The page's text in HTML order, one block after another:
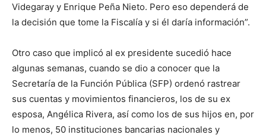
Videgaray y Enrique Peña Nieto. Pero eso dependerá de
la decisión que tome la Fiscalía y si él daría información”.
Otro caso que implicó al ex presidente sucedió hace
algunas semanas, cuando se dio a conocer que la
Secretaría de la Función Pública (SFP) ordenó rastrear
sus cuentas y movimientos financieros, los de su ex
esposa, Angélica Rivera, así como los de sus hijos en, por
lo menos, 50 instituciones bancarias nacionales y